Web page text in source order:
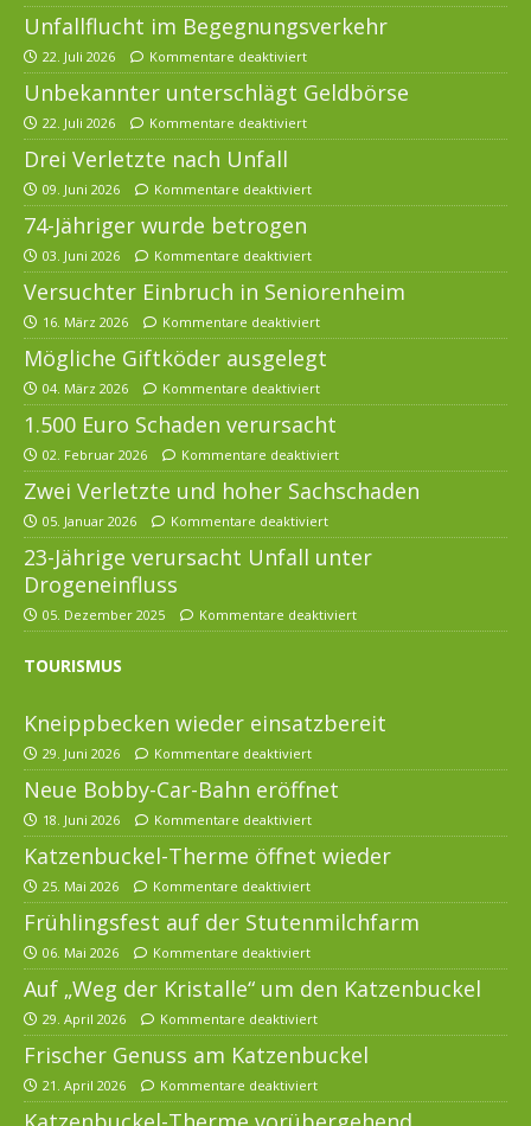
Unfallflucht im Begegnungsverkehr
22. Juli 2026 Kommentare deaktiviert
Unbekannter unterschlägt Geldbörse
22. Juli 2026 Kommentare deaktiviert
Drei Verletzte nach Unfall
09. Juni 2026 Kommentare deaktiviert
74-Jähriger wurde betrogen
03. Juni 2026 Kommentare deaktiviert
Versuchter Einbruch in Seniorenheim
16. März 2026 Kommentare deaktiviert
Mögliche Giftköder ausgelegt
04. März 2026 Kommentare deaktiviert
1.500 Euro Schaden verursacht
02. Februar 2026 Kommentare deaktiviert
Zwei Verletzte und hoher Sachschaden
05. Januar 2026 Kommentare deaktiviert
23-Jährige verursacht Unfall unter
Drogeneinfluss
05. Dezember 2025 Kommentare deaktiviert
TOURISMUS
Kneippbecken wieder einsatzbereit
29. Juni 2026 Kommentare deaktiviert
Neue Bobby-Car-Bahn eröffnet
18. Juni 2026 Kommentare deaktiviert
Katzenbuckel-Therme öffnet wieder
25. Mai 2026 Kommentare deaktiviert
Frühlingsfest auf der Stutenmilchfarm
06. Mai 2026 Kommentare deaktiviert
Auf „Weg der Kristalle“ um den Katzenbuckel
29. April 2026 Kommentare deaktiviert
Frischer Genuss am Katzenbuckel
21. April 2026 Kommentare deaktiviert